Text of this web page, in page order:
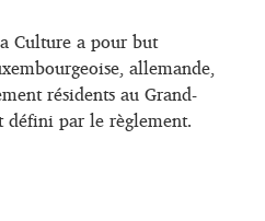
Culture a pour but
allemande,
résidents au Grand-
défini par le règlement.